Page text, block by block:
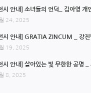
시 안내] 소녀들의 언덕_ 김아영 개
24, 2025
시 안내] GRATIA ZINCUM _ 강진
19, 2025
시 안내] 살아있는 빛 무한한 공명 _
8, 2025